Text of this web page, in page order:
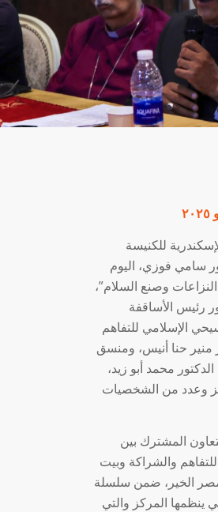
للكنيسة
سامي فوزي، اليوم
وصنع السلام”،
رئيس الأساقفة
الإسلامي للتفاهم
منير حنا أنيس، ومنسق
محمد أبو زيد،
وعدد من الشخصيات
المشترك بين
والشراكة وبيت
الخير، ضمن سلسلة
ينظمها المركز والتي